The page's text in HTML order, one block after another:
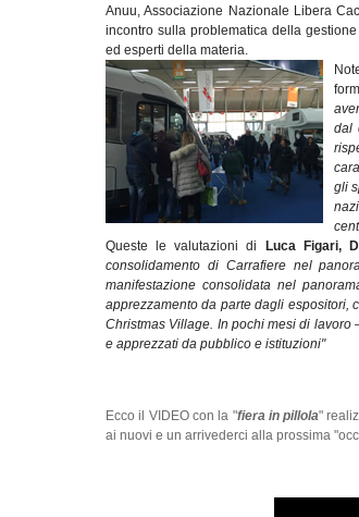
Anuu, Associazione Nazionale Libera
incontro sulla problematica della
ed esperti della materia.
dal
gli
Queste le valutazioni di
Luca Figari,
consolidamento di Carrafiere nel
manifestazione consolidata nel
apprezzamento da parte dagli espositori,
Christmas Village. In pochi mesi di lavoro
e apprezzati da pubblico e istituzioni"
Ecco il VIDEO con la "fiera in pillola"
ai nuovi e un arrivederci alla prossima